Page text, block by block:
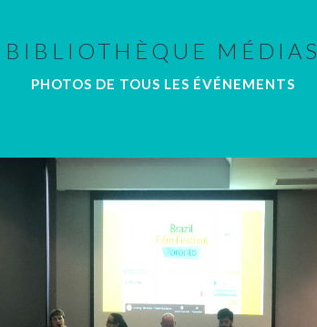
BIBLIOTHÈQUE MÉDIAS
PHOTOS DE TOUS LES ÉVÉNEMENTS